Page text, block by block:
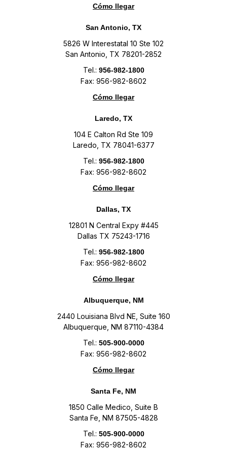
Cómo llegar
San Antonio, TX
5826 W Interestatal 10 Ste 102
San Antonio, TX 78201-2852
Tel.: 956-982-1800
Fax: 956-982-8602
Cómo llegar
Laredo, TX
104 E Calton Rd Ste 109
Laredo, TX 78041-6377
Tel.: 956-982-1800
Fax: 956-982-8602
Cómo llegar
Dallas, TX
12801 N Central Expy #445
Dallas TX 75243-1716
Tel.: 956-982-1800
Fax: 956-982-8602
Cómo llegar
Albuquerque, NM
2440 Louisiana Blvd NE, Suite 160
Albuquerque, NM 87110-4384
Tel.: 505-900-0000
Fax: 956-982-8602
Cómo llegar
Santa Fe, NM
1850 Calle Medico, Suite B
Santa Fe, NM 87505-4828
Tel.: 505-900-0000
Fax: 956-982-8602